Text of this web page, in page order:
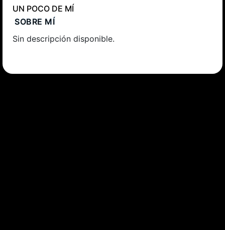
UN POCO DE MÍ
SOBRE MÍ
Sin descripción disponible.